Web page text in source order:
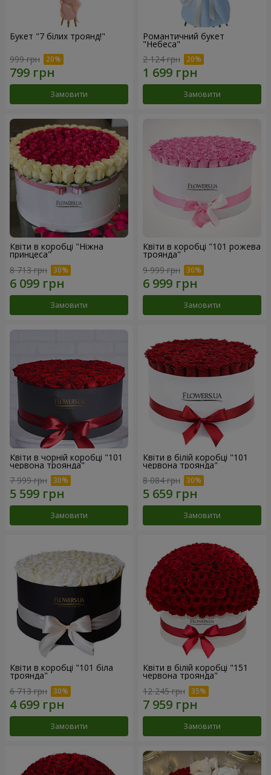
Букет "7 білих троянд!"
999 грн
Замовити
Романтичний букет
"Небеса"
2 124 грн
Замовити
Квіти в коробці "Ніжна
принцеса"
8 713 грн
Замовити
Квіти в коробці "101 рожева
троянда"
9 999 грн
Замовити
Квіти в чорній коробці "101
червона троянда"
7 999 грн
Замовити
Квіти в білій коробці "101
червона троянда"
8 084 грн
Замовити
Квіти в коробці "101 біла
троянда"
6 713 грн
Замовити
Квіти в білій коробці "151
червона троянда"
12 245 грн
Замовити